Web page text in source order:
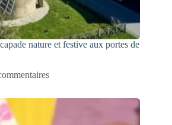
nature et festive aux portes de